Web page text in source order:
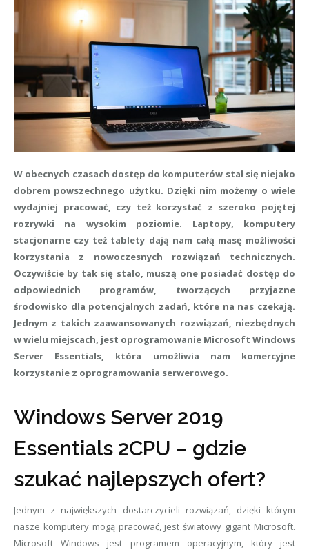
W obecnych czasach dostęp do komputerów stał się niejako
dobrem powszechnego użytku. Dzięki nim możemy o wiele
wydajniej pracować, czy też korzystać z szeroko pojętej
rozrywki na wysokim poziomie. Laptopy, komputery
stacjonarne czy też tablety dają nam całą masę możliwości
korzystania z nowoczesnych rozwiązań technicznych.
Oczywiście by tak się stało, muszą one posiadać dostęp do
odpowiednich programów, tworzących przyjazne
środowisko dla potencjalnych zadań, które na nas czekają.
Jednym z takich zaawansowanych rozwiązań, niezbędnych
w wielu miejscach, jest oprogramowanie Microsoft Windows
Server Essentials, która umożliwia nam komercyjne
korzystanie z oprogramowania serwerowego.
Windows Server 2019
Essentials 2CPU – gdzie
szukać najlepszych ofert?
Jednym z największych dostarczycieli rozwiązań, dzięki którym
nasze komputery mogą pracować, jest światowy gigant Microsoft.
Microsoft Windows jest programem operacyjnym, który jest